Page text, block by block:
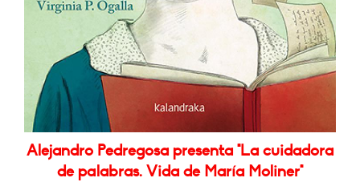
Alejandro Pedregosa presenta "La cuidadora
de palabras. Vida de María Moliner"